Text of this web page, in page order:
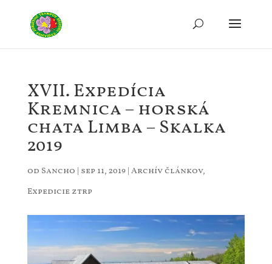
XVII. Expedícia
Kremnica – horská
chata Limba – Skalka
2019
od Sancho | sep 11, 2019| Archív článkov,
Expedicie ztrp